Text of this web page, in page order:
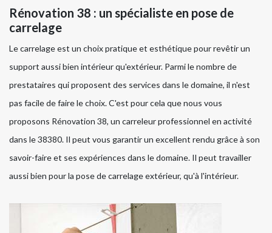
Rénovation 38 : un spécialiste en pose de
carrelage
Le carrelage est un choix pratique et esthétique pour revêtir un
support aussi bien intérieur qu'extérieur. Parmi le nombre de
prestataires qui proposent des services dans le domaine, il n'est
pas facile de faire le choix. C'est pour cela que nous vous
proposons Rénovation 38, un carreleur professionnel en activité
dans le 38380. Il peut vous garantir un excellent rendu grâce à son
savoir-faire et ses expériences dans le domaine. Il peut travailler
aussi bien pour la pose de carrelage extérieur, qu'à l'intérieur.